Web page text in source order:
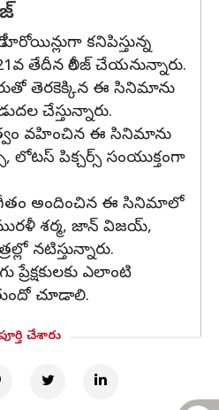
కనిపిస్తున్న
తేదీన రిలీజ్ చేయనున్నారు.
తెరకెక్కిన ఈ సినిమాను
చేస్తున్నారు.
వహించిన ఈ సినిమాను
లోటస్ పిక్చర్స్ సంయుక్తంగా
అందించిన ఈ సినిమాలో
శర్మ, జాన్ విజయ్,
నటిస్తున్నారు.
ఎలాంటి
చూడాలి.
పూర్తి చేశారు